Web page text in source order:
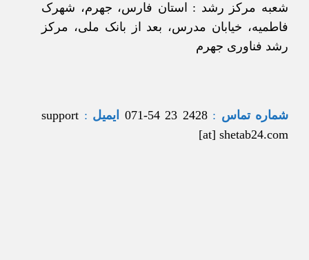
شعبه مرکز رشد : استان فارس، جهرم، شهرک
فاطمیه، خیابان مدرس، بعد از بانک ملی، مرکز
رشد فناوری جهرم
شماره تماس :
2428 23 54-071 ایمیل :
support
[at] shetab24.com